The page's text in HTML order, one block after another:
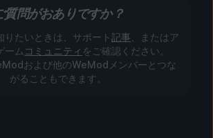
質問がおありですか？
りたいときは、サポート 記事 、またはア
ーム コミュニティ をご確認ください。
および他のWeModメンバーとつな
がることもできます。